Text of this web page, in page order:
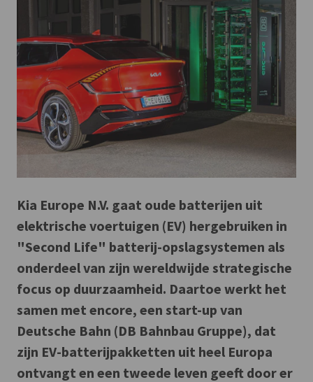
Kia Europe N.V. gaat oude batterijen uit
elektrische voertuigen (EV) hergebruiken in
"Second Life" batterij-opslagsystemen als
onderdeel van zijn wereldwijde strategische
focus op duurzaamheid. Daartoe werkt het
samen met encore, een start-up van
Deutsche Bahn (DB Bahnbau Gruppe), dat
zijn EV-batterijpakketten uit heel Europa
ontvangt en een tweede leven geeft door er